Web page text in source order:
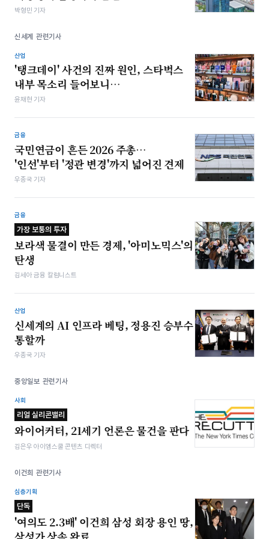
박형민 기자
신세계 관련기사
산업
'탱크데이' 사건의 진짜 원인, 스타벅스
내부 목소리 들어보니…
윤채현 기자
금융
국민연금이 흔든 2026 주총…
'인선'부터 '정관 변경'까지 넓어진 견제
우종국 기자
금융
가장 보통의 투자
보라색 물결이 만든 경제, '아미노믹스'의
탄생
김세아 금융 칼럼니스트
산업
신세계의 AI 인프라 베팅, 정용진 승부수
통할까
우종국 기자
중앙일보 관련기사
사회
리얼 실리콘밸리
와이어커터, 21세기 언론은 물건을 판다
김은우 아이엠스쿨 콘텐츠 디렉터
이건희 관련기사
심층기획
단독
'여의도 2.3배' 이건희 삼성 회장 용인 땅,